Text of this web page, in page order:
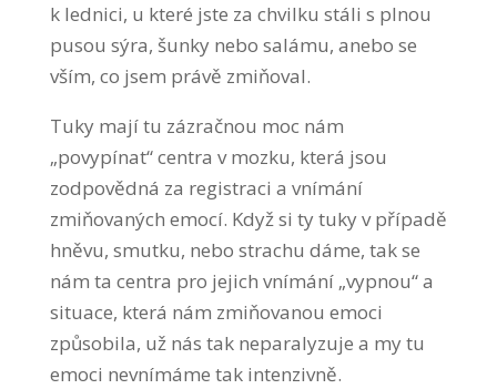
k lednici, u které jste za chvilku stáli s plnou
pusou sýra, šunky nebo salámu, anebo se
vším, co jsem právě zmiňoval.
Tuky mají tu zázračnou moc nám
„povypínat“ centra v mozku, která jsou
zodpovědná za registraci a vnímání
zmiňovaných emocí. Když si ty tuky v případě
hněvu, smutku, nebo strachu dáme, tak se
nám ta centra pro jejich vnímání „vypnou“ a
situace, která nám zmiňovanou emoci
způsobila, už nás tak neparalyzuje a my tu
emoci nevnímáme tak intenzivně.